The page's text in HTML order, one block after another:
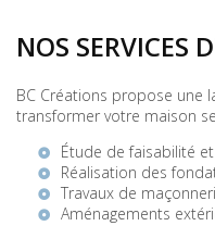
NOS SERVICES
BC Créations propose une
transformer votre maison
Étude de faisabilité
Réalisation des
Travaux de
Aménagements